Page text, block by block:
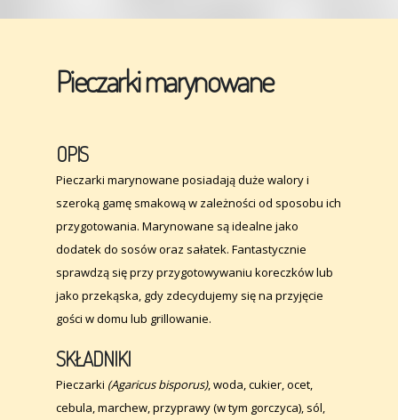
Pieczarki marynowane
OPIS
Pieczarki marynowane posiadają duże walory i
szeroką gamę smakową w zależności od sposobu ich
przygotowania. Marynowane są idealne jako
dodatek do sosów oraz sałatek. Fantastycznie
sprawdzą się przy przygotowywaniu koreczków lub
jako przekąska, gdy zdecydujemy się na przyjęcie
gości w domu lub grillowanie.
SKŁADNIKI
Pieczarki (Agaricus bisporus), woda, cukier, ocet,
cebula, marchew, przyprawy (w tym gorczyca), sól,